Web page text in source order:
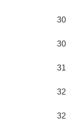
30
30
31
32
32